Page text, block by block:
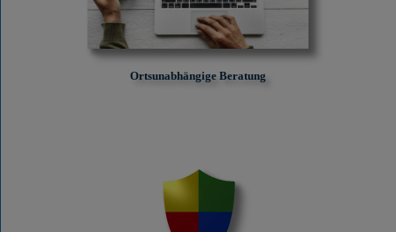
Ortsunabhängige Beratung